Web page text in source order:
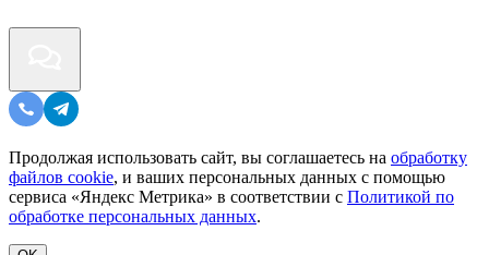
Продолжая использовать сайт, вы соглашаетесь на обработку
файлов cookie, и ваших персональных данных с помощью
сервиса «Яндекс Метрика» в соответствии с Политикой по
обработке персональных данных.